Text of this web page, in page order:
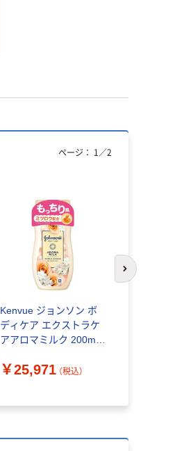
Kenvue ジョンソン ボ
ディケア エクストラケ
アアロマミルク 200ml
ス:48個（直送品）
￥25,971 （税込）
ページ： 1 ／2
次のスライド